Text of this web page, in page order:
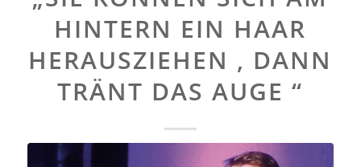
HINTERN EIN HAAR
HERAUSZIEHEN , DANN
TRÄNT DAS AUGE “